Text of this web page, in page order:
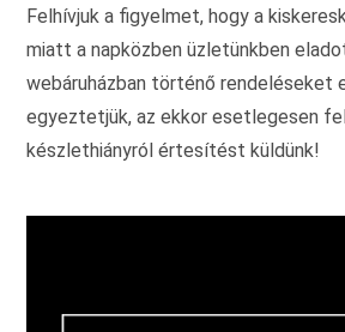
Felhívjuk a figyelmet, hogy a
miatt a napközben üzletünkben
webáruházban történő rendeléseket
egyeztetjük, az ekkor esetlegesen
készlethiányról értesítést küldünk!